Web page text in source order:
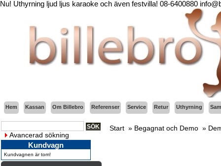
Nu! Uthyrning ljud ljus karaoke och även festvilla! 08-6400880
Hem Kassan Om Billebro Referenser Service Retur Uthyrning
Avancerad sökning
Kundvagn
Kundvagnen är tom!
Start » Begagnat och Demo »